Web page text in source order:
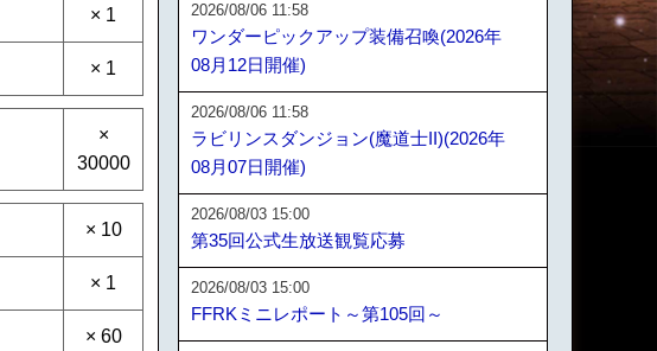
× 1
× 1
×
30000
× 10
× 1
× 60
2026/08/06 11:58
ワンダーピックアップ装備召喚(2026年
08月12日開催)
2026/08/06 11:58
ラビリンスダンジョン(魔道士II)(2026年
08月07日開催)
2026/08/03 15:00
第35回公式生放送観覧応募
2026/08/03 15:00
FFRKミニレポート～第105回～